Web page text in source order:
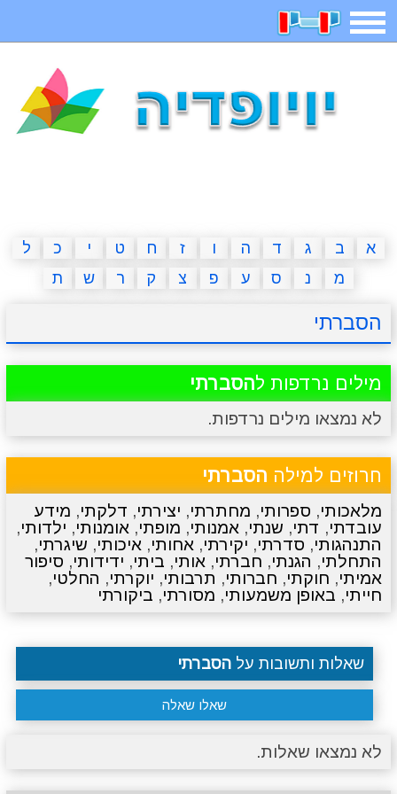
תפריט
איש תלוי מדריכים פוקימון גו מצא הבדלים
יצירה משחקי בנות אשליות חדשות
א ב ג ד ה ו ז ח ט י כ
ל
מ
נ ס ע פ צ ק ר ש ת
הסברתי
מילים נרדפות להסברתי
לא נמצאו מילים נרדפות.
חרוזים למילה הסברתי
מלאכותי, ספרותי, מחתרתי, יצירתי, דלקתי, מידע
עובדתי, דתי, שנתי, אמנותי, מופתי, אומנותי, ילדותי,
התנהגותי, סדרתי, יקירתי, אחותי, איכותי, שיגרתי,
התחלתי, הגנתי, חברתי, אותי, ביתי, ידידותי, סיפור
אמיתי, חוקתי, חברותי, תרבותי, יוקרתי, החלטי,
חייתי, באופן משמעותי, מסורתי, ביקורתי
שאלות ותשובות על הסברתי
שאלו שאלה
לא נמצאו שאלות.